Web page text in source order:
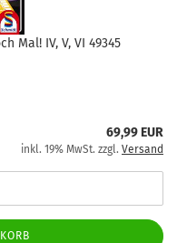
Mal! IV, V, VI 49345
69,99 EUR
inkl. 19% MwSt. zzgl. Versand